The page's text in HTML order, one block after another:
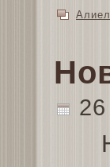
Алиел